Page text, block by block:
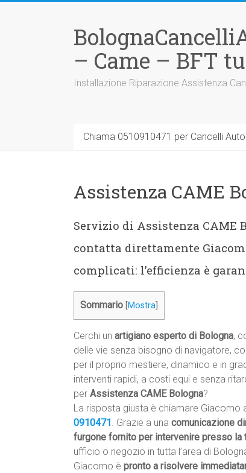
– Came – BFT
Installazione Riparazione Assistenza
Chiama 0510910471 per Cancelli
Assistenza CAME
Servizio di Assistenza CAME
contatta direttamente
complicati: l’efficienza è
Sommario Mostra
Cerchi un artigiano esperto di Bologna,
delle vie senza bisogno di navigatore,
per il proprio mestiere, dinamico e in
interventi rapidi, a costi equi e senza
per Assistenza CAME Bologna?
La risposta giusta è chiamare Giacomo
0910471 . Grazie a una comunicazione
furgone fornito per intervenire presso la
ufficio o negozio in tutta l’area di
Giacomo è pronto a risolvere